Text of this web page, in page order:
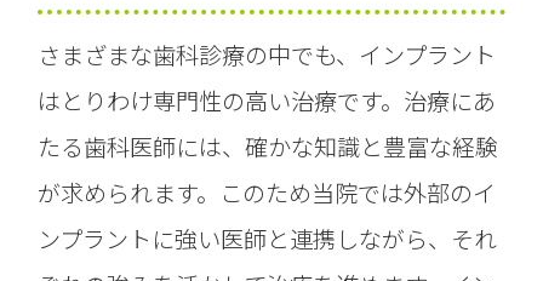
さまざまな歯科診療の中でも、インプラント
はとりわけ専門性の高い治療です。治療にあ
たる歯科医師には、確かな知識と豊富な経験
が求められます。このため当院では外部のイ
ンプラントに強い医師と連携しながら、それ